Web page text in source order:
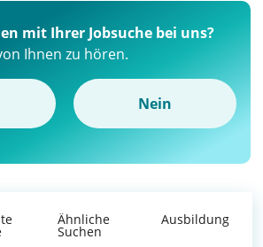
mit Ihrer Jobsuche bei uns?
Ihnen zu hören.
Nein
Ähnliche
Suchen
Ausbildung